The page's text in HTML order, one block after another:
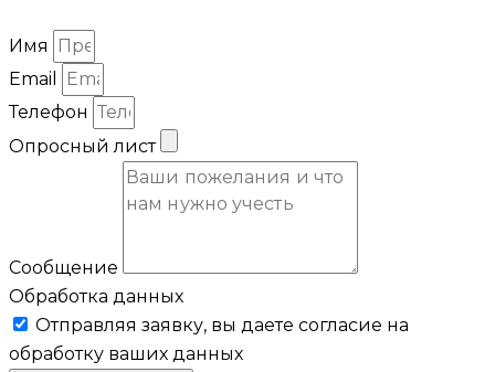
Имя
Email
Телефон
Опросный лист
Сообщение
Обработка данных
Отправляя заявку, вы даете согласие на
обработку ваших данных